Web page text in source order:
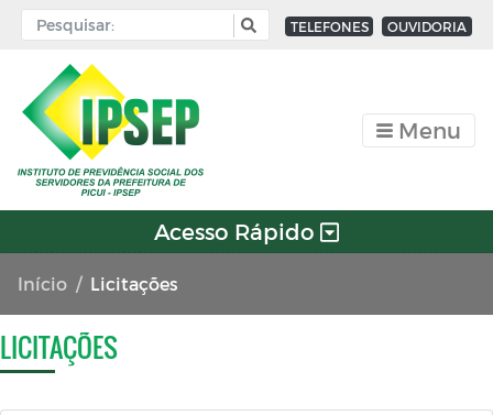
TELEFONES OUVIDORIA
Menu
Acesso Rápido
Início Licitações
LICITAÇÕES